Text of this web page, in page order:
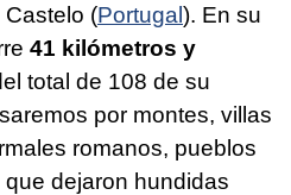
(Portugal). En su
41 kilómetros y
total de 108 de su
por montes, villas
romanos, pueblos
dejaron hundidas